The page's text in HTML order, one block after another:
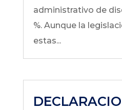
administrativo de
%. Aunque la
estas...